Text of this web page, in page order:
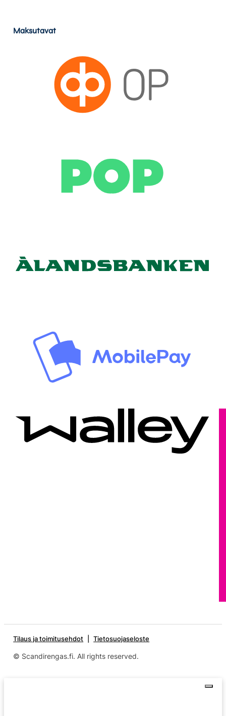
Maksutavat
Tilaus ja toimitusehdot Tietosuojaseloste
© Scandirengas.fi. All rights reserved.